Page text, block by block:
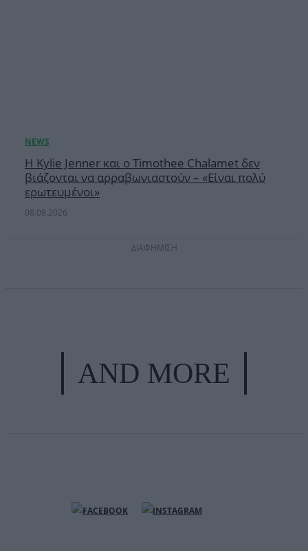
Η Kylie Jenner και ο Timothee Chalamet δεν
βιάζονται να αρραβωνιαστούν – «Είναι πολύ
ερωτευμένοι»
08.08.2026
ΔΙΑΦΗΜΙΣΗ
AND MORE